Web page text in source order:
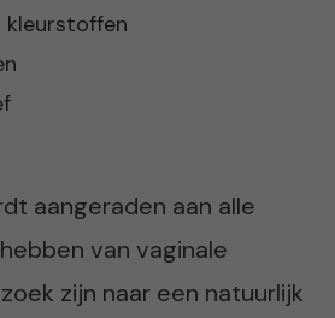
kleurstoffen
aangeraden aan alle
van vaginale
zijn naar een natuurlijk